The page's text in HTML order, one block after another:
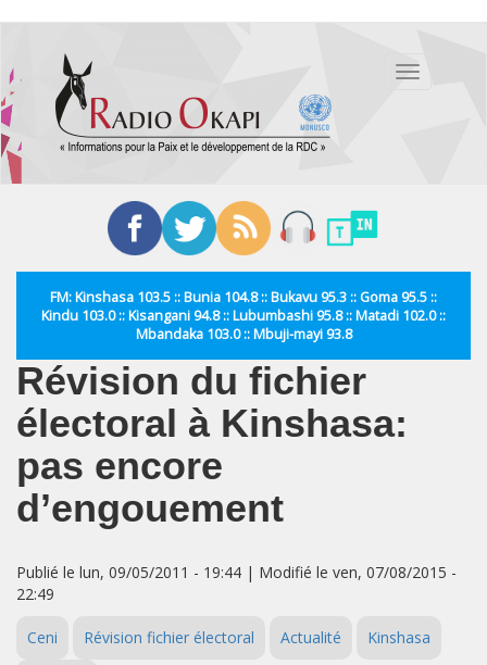
contenu
principal
Toggle
FM: Kinshasa 103.5 :: Bunia 104.8 :: Bukavu 95.3 :: Goma 95.5 ::
Kindu 103.0 :: Kisangani 94.8 :: Lubumbashi 95.8 :: Matadi 102.0 ::
Mbandaka 103.0 :: Mbuji-mayi 93.8
Révision du fichier
électoral à Kinshasa:
pas encore
d’engouement
Publié le lun, 09/05/2011 - 19:44 | Modifié le ven, 07/08/2015 -
22:49
Ceni Révision fichier électoral Actualité Kinshasa